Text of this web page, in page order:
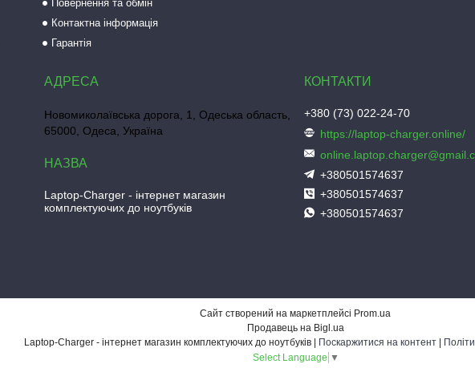
Повернення та обмін
Контактна інформація
Гарантія
Новомиколаївська дорога, 1, Одеська область,
65000, Одеса, Україна
Laptop-Charger - інтернет магазин
комплектуючих до ноутбуків
+380 (73) 022-24-70
https://laptop-charger.online/
+380501574637
+380501574637
+380501574637
Сайт створений на маркетплейсі Prom.ua
Продавець на Bigl.ua
Поскаржитися на контент
Select Language ▼